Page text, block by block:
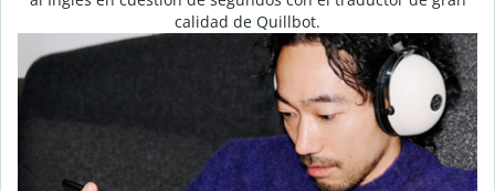
calidad de Quillbot.